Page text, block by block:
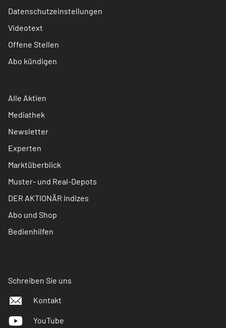
Datenschutzeinstellungen
Videotext
Offene Stellen
Abo kündigen
Alle Aktien
Mediathek
Newsletter
Experten
Marktüberblick
Muster- und Real-Depots
DER AKTIONÄR Indizes
Abo und Shop
Bedienhilfen
Schreiben Sie uns
Kontakt
YouTube